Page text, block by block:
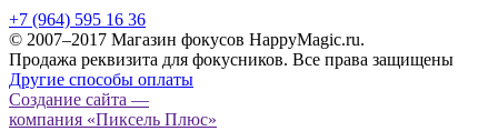
+7 (964) 595 16 36
© 2007–2017 Магазин фокусов HappyMagic.ru.
Продажа реквизита для фокусников. Все права защищены
Другие способы оплаты
Создание сайта —
компания «Пиксель Плюс»